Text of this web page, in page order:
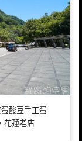
酸豆手工蛋
花蓮老店